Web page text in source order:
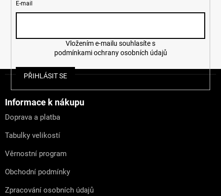
E-mail
podmínkami ochrany osobních údajů
PŘIHLÁSIT SE
Informace k nákupu
Doprava a platba
Tabulky velikostí
Věrnostní program
Obchodní podmínky
Zpracování osobních údajů